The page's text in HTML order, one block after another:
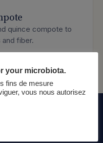
quince compote to
fiber.
compote
your microbiota.
fins de mesure
vous nous autorisez